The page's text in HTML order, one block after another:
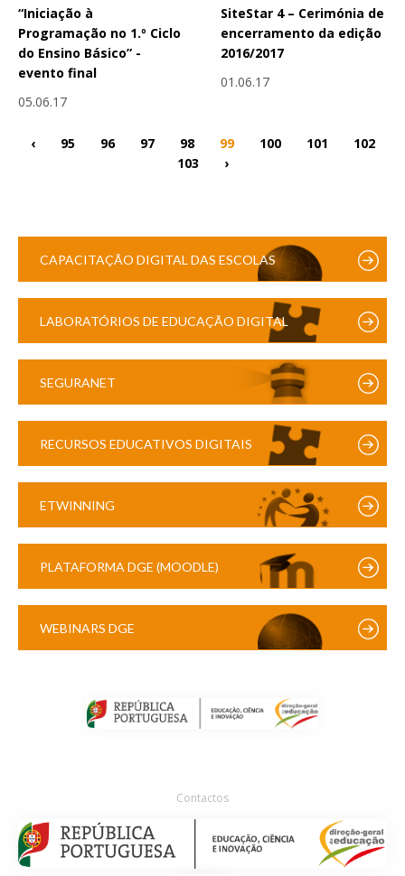
“Iniciação à
Programação no 1.º Ciclo
do Ensino Básico” -
evento final
05.06.17
SiteStar 4 – Cerimónia de
encerramento da edição
2016/2017
01.06.17
‹ 95 96 97 98 99 100 101
102
103
›
CAPACITAÇÃO DIGITAL DAS ESCOLAS
LABORATÓRIOS DE EDUCAÇÃO DIGITAL
SEGURANET
RECURSOS EDUCATIVOS DIGITAIS
ETWINNING
PLATAFORMA DGE (MOODLE)
WEBINARS DGE
Contactos